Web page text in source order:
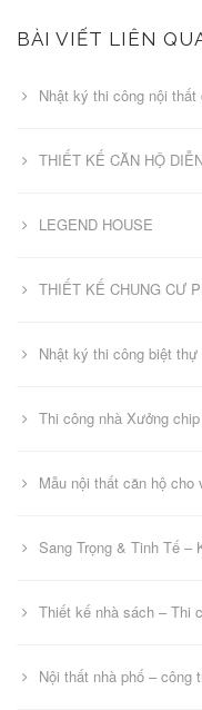
BÀI VIẾT LIÊN
Nhật ký thi công nội
THIẾT KẾ CĂN HỘ
LEGEND HOUSE
THIẾT KẾ CHUNG CƯ
Nhật ký thi công biệt
Thi công nhà Xưởng
Mẫu nội thất căn hộ cho
Sang Trọng & Tinh Tế –
Thiết kế nhà sách – Thi
Nội thất nhà phố – công